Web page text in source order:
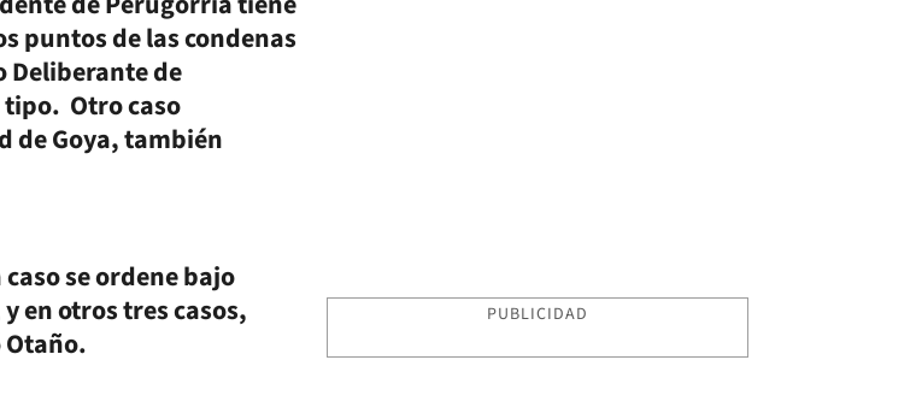
puntos de las condenas
Deliberante de
Otro caso
de Goya, también
se ordene bajo
en otros tres casos,
PUBLICIDAD